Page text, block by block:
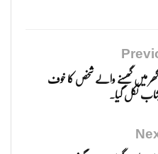
میں گھسنے والے شخص کا خوف
نکل گیا۔